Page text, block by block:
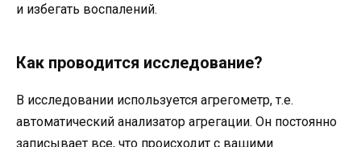
и избегать воспалений.
Как проводится исследование?
В исследовании используется агрегометр, т.е.
автоматический анализатор агрегации. Он постоянно
записывает все, что происходит с вашими